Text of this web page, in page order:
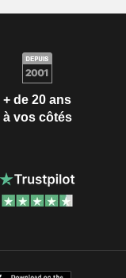
+ de 20 ans
à vos côtés